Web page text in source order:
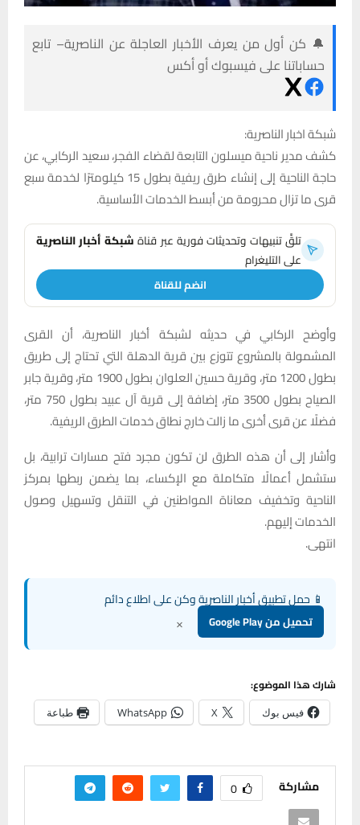
🔔 كن أول من يعرف الأخبار العاجلة عن الناصرية– تابع
حساباتنا على فيسبوك أو أكس
شبكة اخبار الناصرية:
كشف مدير ناحية ميسلون التابعة لقضاء الفجر، سعيد الركابي، عن
حاجة الناحية إلى إنشاء طرق ريفية بطول 15 كيلومترًا لخدمة سبع
قرى ما تزال محرومة من أبسط الخدمات الأساسية.
تلقَّ تنبيهات وتحديثات فورية عبر قناةشبكة أخبار الناصرية
على التليغرام
انضم للقناة
وأوضح الركابي في حديثه لشبكة أخبار الناصرية، أن القرى
المشمولة بالمشروع تتوزع بين قرية الدهلة التي تحتاج إلى طريق
بطول 1200 متر، وقرية حسين العلوان بطول 1900 متر، وقرية جابر
الصياح بطول 3500 متر، إضافة إلى قرية آل عبيد بطول 750 متر،
فضلًا عن قرى أخرى ما زالت خارج نطاق خدمات الطرق الريفية.
وأشار إلى أن هذه الطرق لن تكون مجرد فتح مسارات ترابية، بل
ستشمل أعمالًا متكاملة مع الإكساء، بما يضمن ربطها بمركز
الناحية وتخفيف معاناة المواطنين في التنقل وتسهيل وصول
الخدمات إليهم.
انتهى.
📱 حمل تطبيق أخبار الناصرية وكن على اطلاع دائم
تحميل من Google Play ×
شارك هذا الموضوع:
فيس بوك X
WhatsApp طباعة
مشاركة 0